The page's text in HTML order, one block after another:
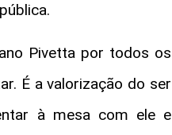
Pivetta por todos os
É a valorização do ser
à mesa com ele e